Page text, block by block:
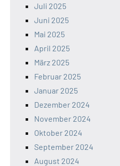
Juli 2025
Juni 2025
Mai 2025
April 2025
März 2025
Februar 2025
Januar 2025
Dezember 2024
November 2024
Oktober 2024
September 2024
August 2024